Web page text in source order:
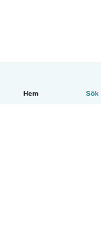
Hem Sök